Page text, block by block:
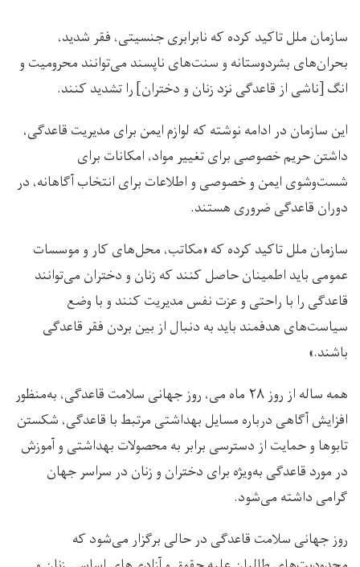
سازمان ملل تاکید کرده که نابرابری جنسیتی، فقر شدید،
بحران‌های بشردوستانه و سنت‌های ناپسند می‌توانند محرومیت و
انگ [ناشی از قاعدگی نزد زنان و دختران] را تشدید کنند.
این سازمان در ادامه نوشته که لوازم ایمن برای مدیریت قاعدگی،
داشتن حریم خصوصی برای تغییر مواد، امکانات برای
شست‌وشوی ایمن و خصوصی و اطلاعات برای انتخاب آگاهانه، در
دوران قاعدگی ضروری هستند.
سازمان ملل تاکید کرده که «مکاتب، محل‌های کار و موسسات
عمومی باید اطمینان حاصل کنند که زنان و دختران می‌توانند
قاعدگی را با راحتی و عزت نفس مدیریت کنند و با وضع
سیاست‌های هدفمند باید به دنبال از بین بردن فقر قاعدگی
باشند.»
همه ساله از روز ۲۸ ماه می، روز جهانی سلامت قاعدگی، به‌منظور
افزایش آگاهی درباره مسایل بهداشتی مرتبط با قاعدگی، شکستن
تابوها و حمایت از دسترسی برابر به محصولات بهداشتی و آموزش
در مورد قاعدگی به‌ویژه برای دختران و زنان در سراسر جهان
گرامی داشته می‌شود.
روز جهانی سلامت قاعدگی در حالی برگزار می‌شود که